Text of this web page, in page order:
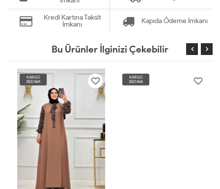
Kredi Kartına Taksit
İmkanı
Kapıda Ödeme İmkanı
Bu Ürünler İlginizi Çekebilir
KARGO
BEDAVA
KARGO
BEDAVA